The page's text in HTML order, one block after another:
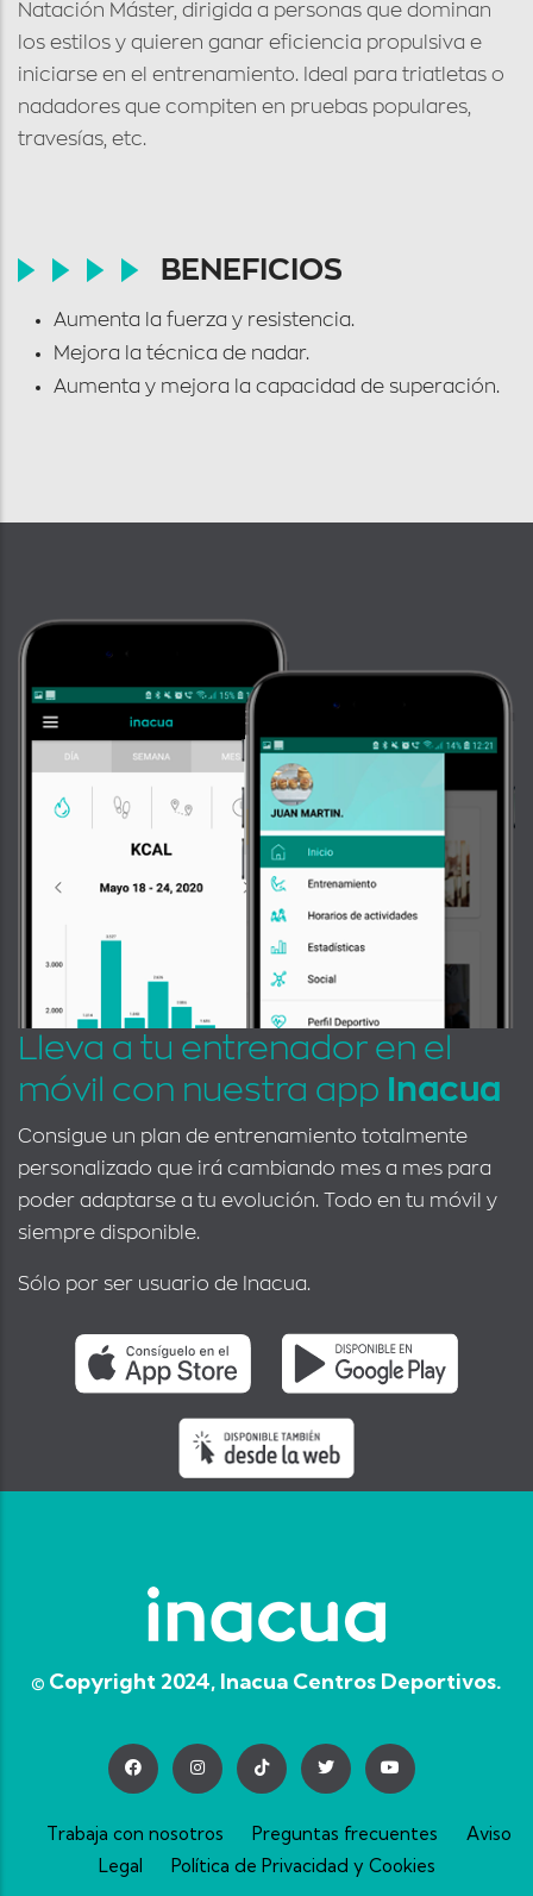
Natación Máster, dirigida a personas que dominan
los estilos y quieren ganar eficiencia propulsiva e
iniciarse en el entrenamiento. Ideal para triatletas o
nadadores que compiten en pruebas populares,
travesías, etc.
BENEFICIOS
Aumenta la fuerza y resistencia.
Mejora la técnica de nadar.
Aumenta y mejora la capacidad de superación.
Lleva a tu entrenador en el
móvil con nuestra app
Inacua
Consigue un plan de entrenamiento totalmente
personalizado que irá cambiando mes a mes para
poder adaptarse a tu evolución. Todo en tu móvil y
siempre disponible.
Sólo por ser usuario de Inacua.
© Copyright 2024, Inacua Centros Deportivos.
Trabaja con nosotros Preguntas frecuentes
Aviso
Legal
Política de Privacidad y Cookies